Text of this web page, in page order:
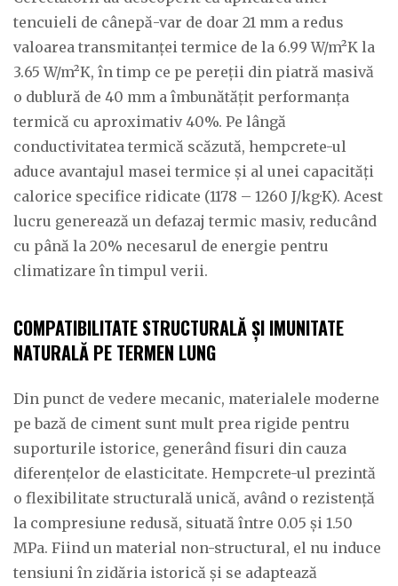
tencuieli de cânepă-var de doar 21 mm a redus
valoarea transmitanței termice de la 6.99 W/m²K la
3.65 W/m²K, în timp ce pe pereții din piatră masivă
o dublură de 40 mm a îmbunătățit performanța
termică cu aproximativ 40%. Pe lângă
conductivitatea termică scăzută, hempcrete-ul
aduce avantajul masei termice și al unei capacități
calorice specifice ridicate (1178 – 1260 J/kg·K). Acest
lucru generează un defazaj termic masiv, reducând
cu până la 20% necesarul de energie pentru
climatizare în timpul verii.
COMPATIBILITATE STRUCTURALĂ ȘI IMUNITATE
NATURALĂ PE TERMEN LUNG
Din punct de vedere mecanic, materialele moderne
pe bază de ciment sunt mult prea rigide pentru
suporturile istorice, generând fisuri din cauza
diferențelor de elasticitate. Hempcrete-ul prezintă
o flexibilitate structurală unică, având o rezistență
la compresiune redusă, situată între 0.05 și 1.50
MPa. Fiind un material non-structural, el nu induce
tensiuni în zidăria istorică și se adaptează